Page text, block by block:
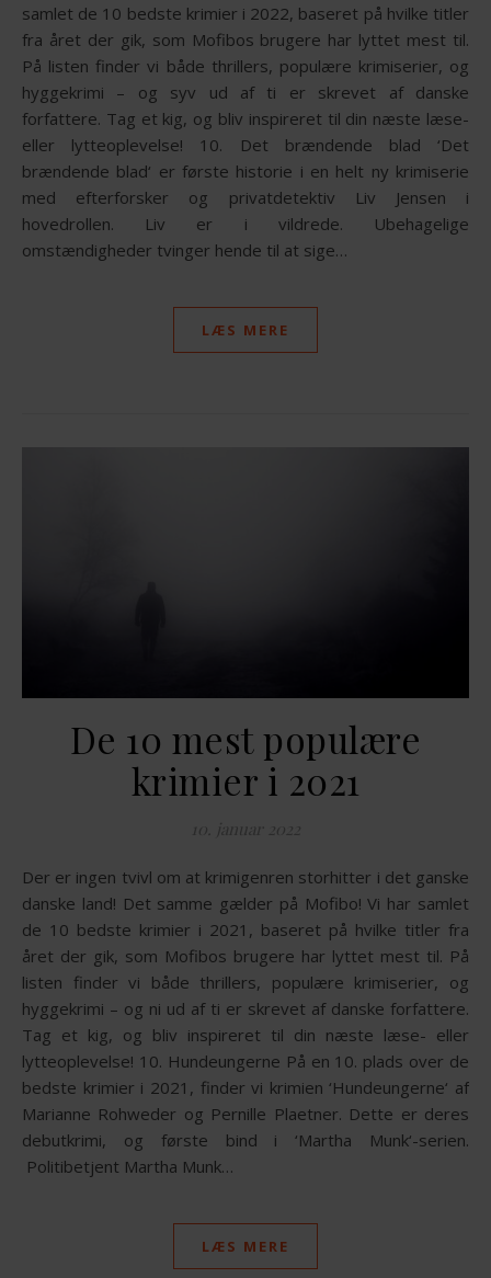
samlet de 10 bedste krimier i 2022, baseret på hvilke titler
fra året der gik, som Mofibos brugere har lyttet mest til.
På listen finder vi både thrillers, populære krimiserier, og
hyggekrimi – og syv ud af ti er skrevet af danske
forfattere. Tag et kig, og bliv inspireret til din næste læse-
eller lytteoplevelse! 10. Det brændende blad ‘Det
brændende blad‘ er første historie i en helt ny krimiserie
med efterforsker og privatdetektiv Liv Jensen i
hovedrollen. Liv er i vildrede. Ubehagelige
omstændigheder tvinger hende til at sige…
LÆS MERE
De 10 mest populære
krimier i 2021
10. januar 2022
Der er ingen tvivl om at krimigenren storhitter i det ganske
danske land! Det samme gælder på Mofibo! Vi har samlet
de 10 bedste krimier i 2021, baseret på hvilke titler fra
året der gik, som Mofibos brugere har lyttet mest til. På
listen finder vi både thrillers, populære krimiserier, og
hyggekrimi – og ni ud af ti er skrevet af danske forfattere.
Tag et kig, og bliv inspireret til din næste læse- eller
lytteoplevelse! 10. Hundeungerne På en 10. plads over de
bedste krimier i 2021, finder vi krimien ‘Hundeungerne‘ af
Marianne Rohweder og Pernille Plaetner. Dette er deres
debutkrimi, og første bind i ‘Martha Munk‘-serien.
Politibetjent Martha Munk…
LÆS MERE